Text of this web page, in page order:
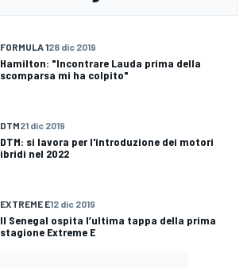
FORMULA 128 dic 2019
Hamilton: "Incontrare Lauda prima della
scomparsa mi ha colpito"
DTM21 dic 2019
DTM: si lavora per l'introduzione dei motori
ibridi nel 2022
EXTREME E12 dic 2019
Il Senegal ospita l’ultima tappa della prima
stagione Extreme E